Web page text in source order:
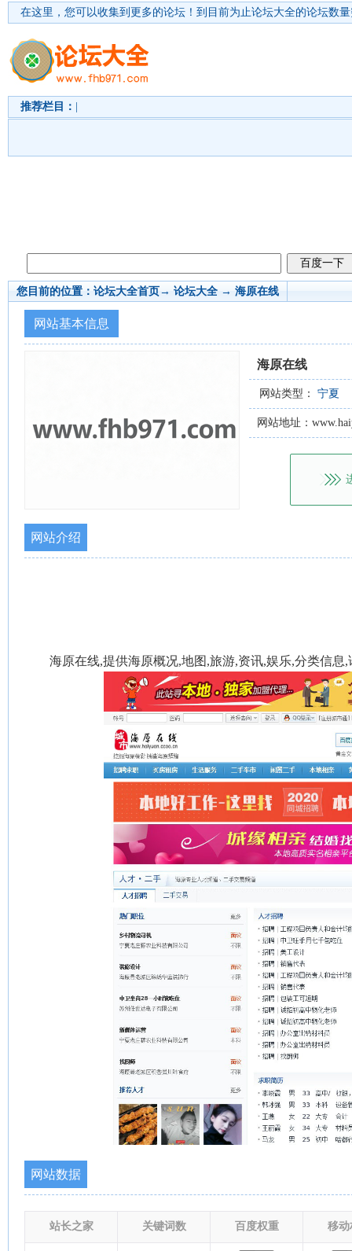
在这里，您可以收集到更多的论坛！ 到目前为止论坛大全的论坛数
推荐栏目：
您目前的位置： 论坛大全首页→ 论坛大全 → 海原在线
网站基本信息
海原在线
网站类型： 宁夏
网站地址：
网站介绍
海原在线,提供海原概况,地图,旅游,资讯,娱乐,分类信息
网站数据
站长之家 关键词数 百度权重 移动